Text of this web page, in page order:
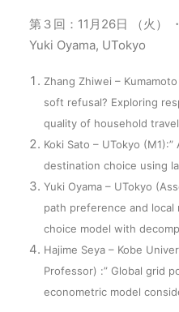
第３回：11月26日 （火）
Yuki Oyama, UTokyo
Zhang Zhiwei –
soft refusal? Exploring
quality of household
Koki Sato – UTokyo
destination choice using
Yuki Oyama – UTokyo
path preference and
choice model with
Hajime Seya – Kobe
Professor) :” Global grid
econometric model